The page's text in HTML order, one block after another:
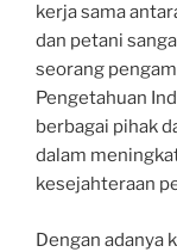
kerja sama
dan petani
seorang
Pengetahuan
berbagai pihak
dalam
kesejahteraan
Dengan adanya